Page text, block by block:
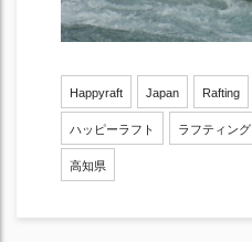
Happyraft Japan Rafting
ハッピーラフト ラフティング
高知県